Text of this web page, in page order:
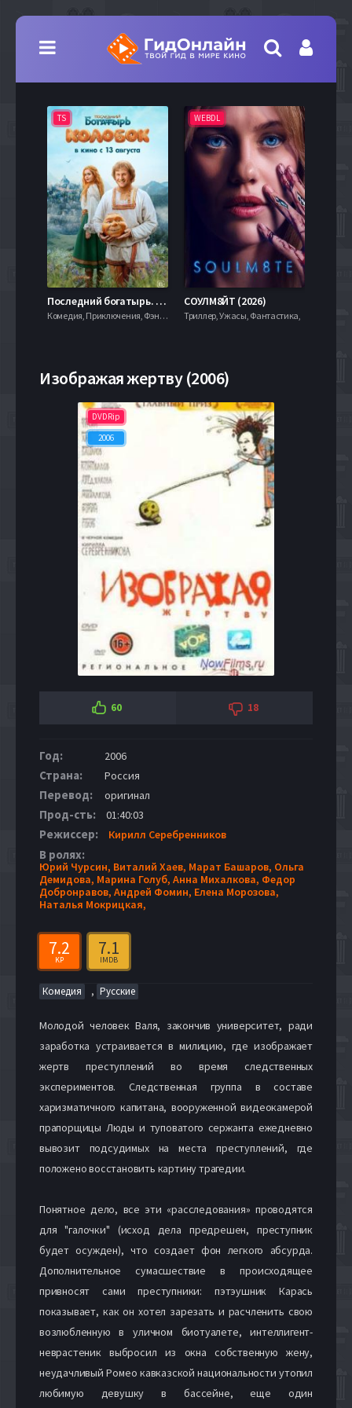
TS
Последний богатырь. Колобок (2026)
Комедия, Приключения, Фэнтези,
WEBDL
СОУЛМ8ЙТ (2026)
Триллер, Ужасы, Фантастика,
Изображая жертву (2006)
DVDRip
2006
60 18
Год: 2006
Страна: Россия
Перевод: оригинал
Прод-сть: 01:40:03
Режиссер: Кирилл Серебренников
В ролях:
Юрий Чурсин, Виталий Хаев, Марат Башаров, Ольга
Демидова, Марина Голуб, Анна Михалкова, Федор
Добронравов, Андрей Фомин, Елена Морозова,
Наталья Мокрицкая,
7.2
KP
7.1
IMDB
Комедия , Русские
Молодой человек Валя, закончив университет, ради
заработка устраивается в милицию, где изображает
жертв преступлений во время следственных
экспериментов. Следственная группа в составе
харизматичного капитана, вооруженной видеокамерой
прапорщицы Люды и туповатого сержанта ежедневно
вывозит подсудимых на места преступлений, где
положено восстановить картину трагедии.
Понятное дело, все эти «расследования» проводятся
для "галочки" (исход дела предрешен, преступник
будет осужден), что создает фон легкого абсурда.
Дополнительное сумасшествие в происходящее
привносят сами преступники: пэтэушник Карась
показывает, как он хотел зарезать и расчленить свою
возлюбленную в уличном биотуалете, интеллигент-
неврастеник выбросил из окна собственную жену,
неудачливый Ромео кавказской национальности утопил
любимую девушку в бассейне, еще один